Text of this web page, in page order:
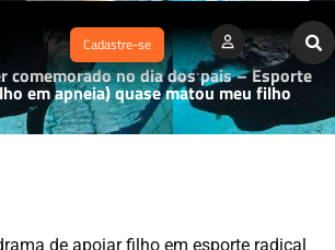
Cadastre-se
comemorado no dia dos pais – Esporte
em apneia) quase matou meu filho
de apoiar filho em esporte radical